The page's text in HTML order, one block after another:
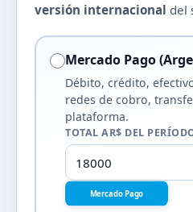
versión internacional del
Mercado Pago
Débito, crédito,
redes de cobro,
plataforma.
TOTAL AR$ DEL
Mercado Pago